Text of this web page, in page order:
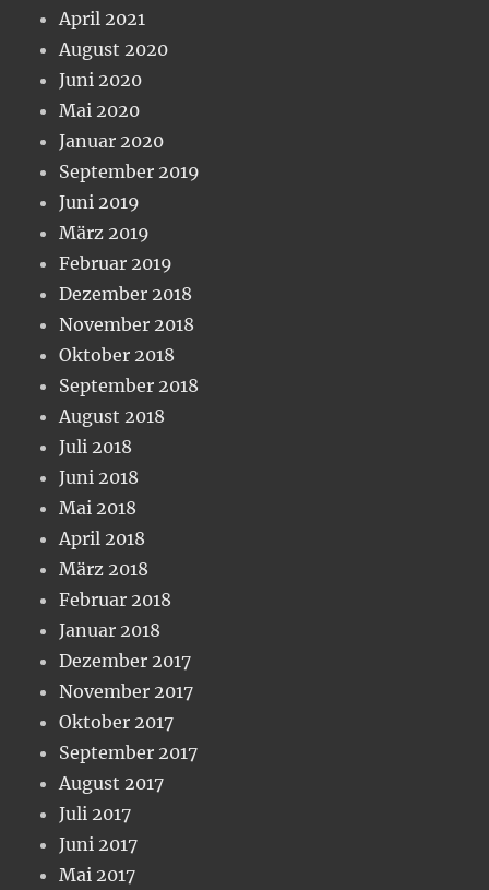
April 2021
August 2020
Juni 2020
Mai 2020
Januar 2020
September 2019
Juni 2019
März 2019
Februar 2019
Dezember 2018
November 2018
Oktober 2018
September 2018
August 2018
Juli 2018
Juni 2018
Mai 2018
April 2018
März 2018
Februar 2018
Januar 2018
Dezember 2017
November 2017
Oktober 2017
September 2017
August 2017
Juli 2017
Juni 2017
Mai 2017